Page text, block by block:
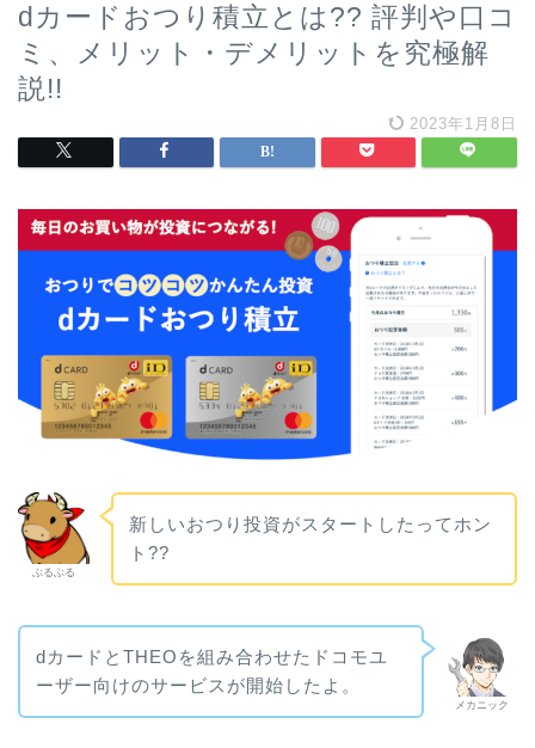
dカードおつり積立とは?? 評判や口コ
ミ、メリット・デメリットを究極解
説!!
2023年1月8日
ぶるぶる
新しいおつり投資がスタートしたってホン
ト??
メカニック
dカードとTHEOを組み合わせたドコモユ
ーザー向けのサービスが開始したよ。